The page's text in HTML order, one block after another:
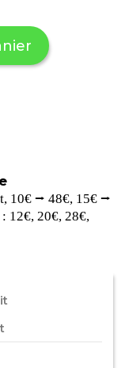
10€ ⭢ 48€, 15€ ⭢
12€, 20€, 28€,